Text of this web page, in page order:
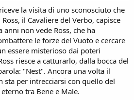
la visita di uno sconosciuto che
il Cavaliere del Verbo, capisce
anni non vede Ross, che ha
le forze del Vuoto e cercare
essere misterioso dai poteri
riesce a catturarlo, dalla bocca del
"Nest". Ancora una volta il
sta per intrecciarsi con quello del
tra Bene e Male.